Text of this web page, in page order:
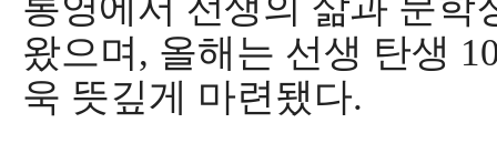
왔으며, 올해는 선생 탄생
욱 뜻깊게 마련됐다.